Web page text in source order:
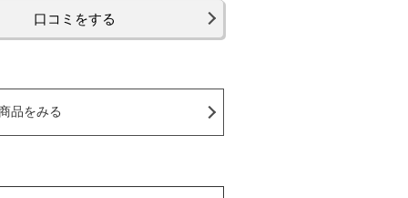
口コミをする
品をみる